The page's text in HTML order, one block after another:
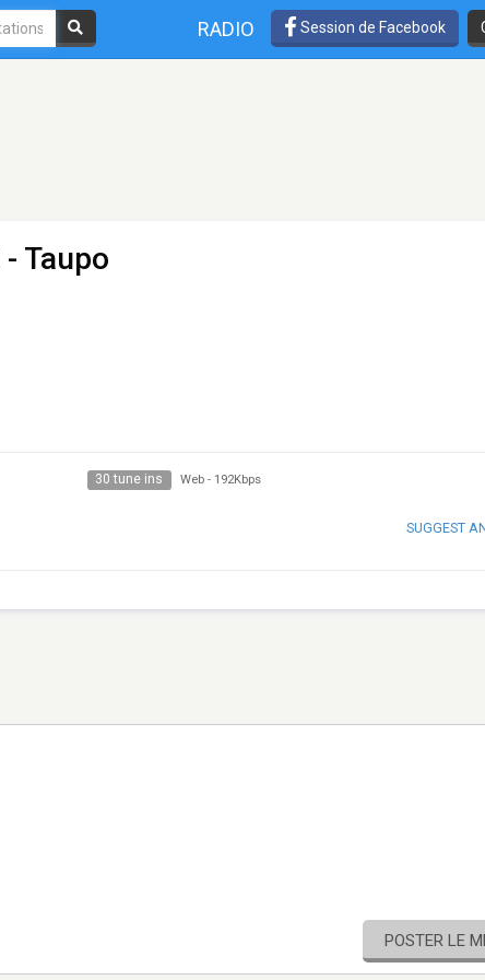
RADIO Session de Facebook
- Taupo
30 tune ins Web - 192Kbps
SUGGEST
POSTER LE